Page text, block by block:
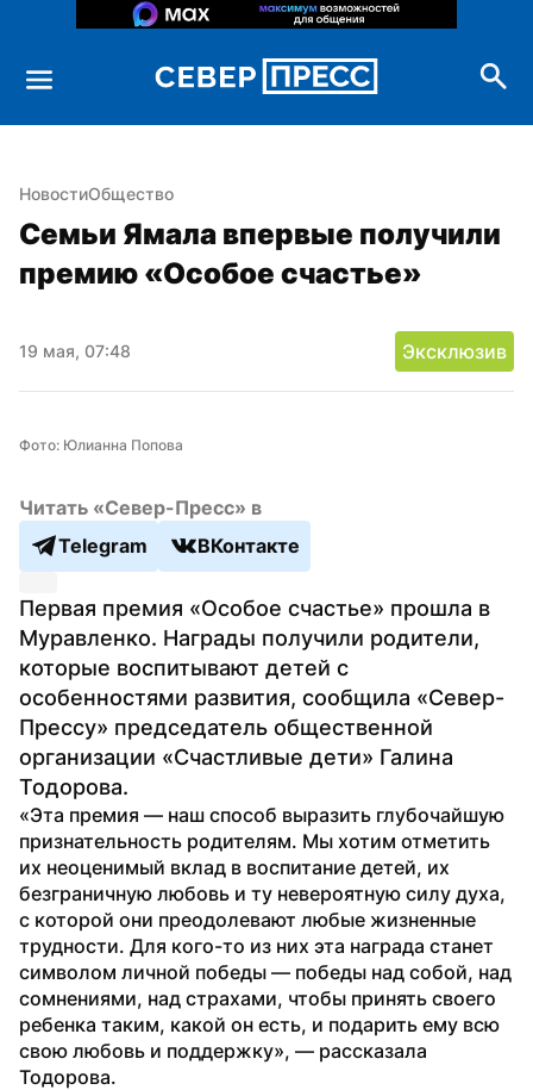
НовостиОбщество
Семьи Ямала впервые получили
премию «Особое счастье»
19 мая, 07:48 Эксклюзив
Фото: Юлианна Попова
Читать «Север-Пресс» в
Telegram
ВКонтакте
Первая премия «Особое счастье» прошла в
Муравленко. Награды получили родители,
которые воспитывают детей с
особенностями развития, сообщила «Север-
Прессу» председатель общественной
организации «Счастливые дети» Галина
Тодорова.
«Эта премия — наш способ выразить глубочайшую
признательность родителям. Мы хотим отметить
их неоценимый вклад в воспитание детей, их
безграничную любовь и ту невероятную силу духа,
с которой они преодолевают любые жизненные
трудности. Для кого-то из них эта награда станет
символом личной победы — победы над собой, над
сомнениями, над страхами, чтобы принять своего
ребенка таким, какой он есть, и подарить ему всю
свою любовь и поддержку», — рассказала
Тодорова.